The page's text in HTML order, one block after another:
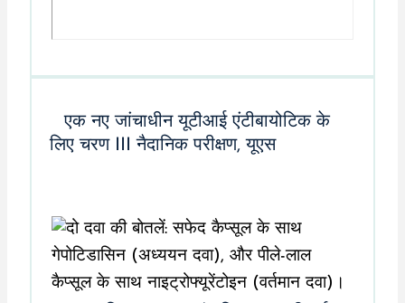
एक नए जांचाधीन यूटीआई एंटीबायोटिक के
लिए चरण III नैदानिक ​​परीक्षण, यूएस